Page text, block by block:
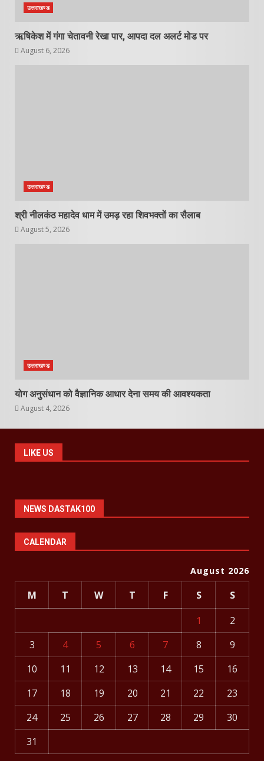
उत्तराखण्ड
ऋषिकेश में गंगा चेतावनी रेखा पार, आपदा दल अलर्ट मोड पर
August 6, 2026
उत्तराखण्ड
श्री नीलकंठ महादेव धाम में उमड़ रहा शिवभक्तों का सैलाब
August 5, 2026
उत्तराखण्ड
योग अनुसंधान को वैज्ञानिक आधार देना समय की आवश्यकता
August 4, 2026
LIKE US
NEWS DASTAK100
CALENDAR
August 2026
M T W T F S
S
1
2
3
4 5 6 7 8
9
10
11 12 13 14 15
16
17
18 19 20 21 22
23
24
25 26 27 28 29
30
31